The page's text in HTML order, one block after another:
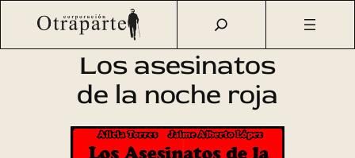
Saltar
Otraparte.org/Agenda Cultural Cine/
Los asesinatos de
Los asesinatos
de la noche roja